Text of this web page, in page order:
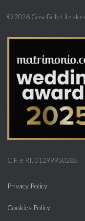
© 2026
C.F. e P.I. 01299950285
Privacy Policy
Cookies Policy